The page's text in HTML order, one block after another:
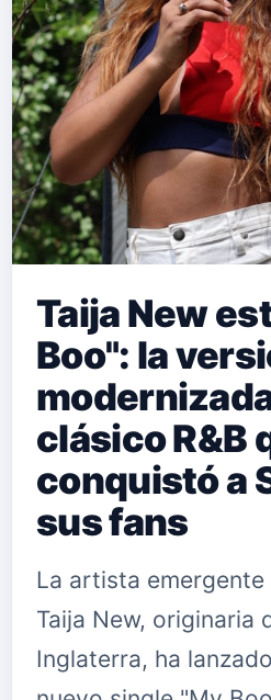
Taija New
Boo": la
clásico R&B
conquistó a
sus fans
La artista
Taija New, originaria
Inglaterra, ha